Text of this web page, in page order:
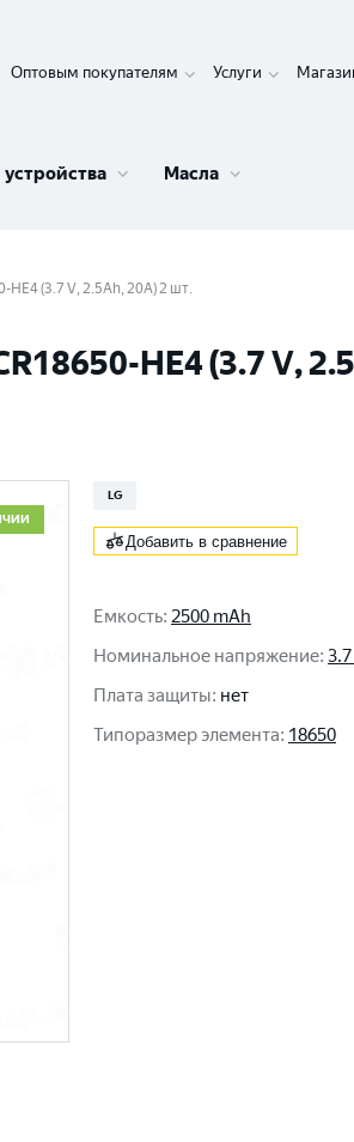
Оптовым покупателям Услуги
Масла
(3.7 V, 2.5Аh, 20A) 2 шт.
HE4 (3.7 V,
LG
Добавить в сравнение
Емкость: 2500 mAh
Номинальное напряжение:
Плата защиты: нет
Типоразмер элемента: 18650